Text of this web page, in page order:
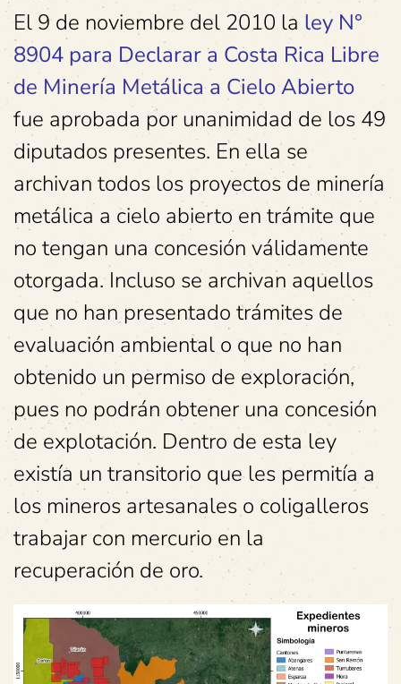
El 9 de noviembre del 2010 la ley N°
8904 para Declarar a Costa Rica Libre
de Minería Metálica a Cielo Abierto
fue aprobada por unanimidad de los 49
diputados presentes. En ella se
archivan todos los proyectos de minería
metálica a cielo abierto en trámite que
no tengan una concesión válidamente
otorgada. Incluso se archivan aquellos
que no han presentado trámites de
evaluación ambiental o que no han
obtenido un permiso de exploración,
pues no podrán obtener una concesión
de explotación. Dentro de esta ley
existía un transitorio que les permitía a
los mineros artesanales o coligalleros
trabajar con mercurio en la
recuperación de oro.